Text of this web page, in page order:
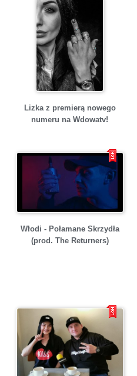
Lizka z premierą nowego
numeru na Wdowatv!
Włodi - Połamane Skrzydła
(prod. The Returners)